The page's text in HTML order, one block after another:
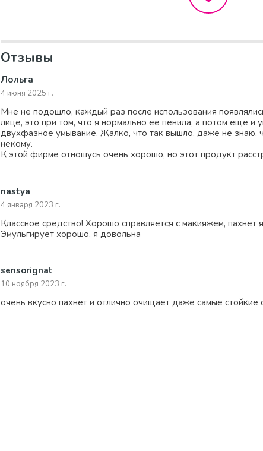
Отзывы
Лольга
4 июня 2025 г.
Мне не подошло, каждый раз после использования
лице, это при том, что я нормально ее пенила, а потом еще и
двухфазное умывание. Жалко, что так вышло, даже не знаю,
некому.
К этой фирме отношусь очень хорошо, но этот продукт
nastya
4 января 2023 г.
Классное средство! Хорошо справляется с макияжем, пахнет
Эмульгирует хорошо, я довольна
sensorignat
10 ноября 2023 г.
очень вкусно пахнет и отлично очищает даже самые стойкие